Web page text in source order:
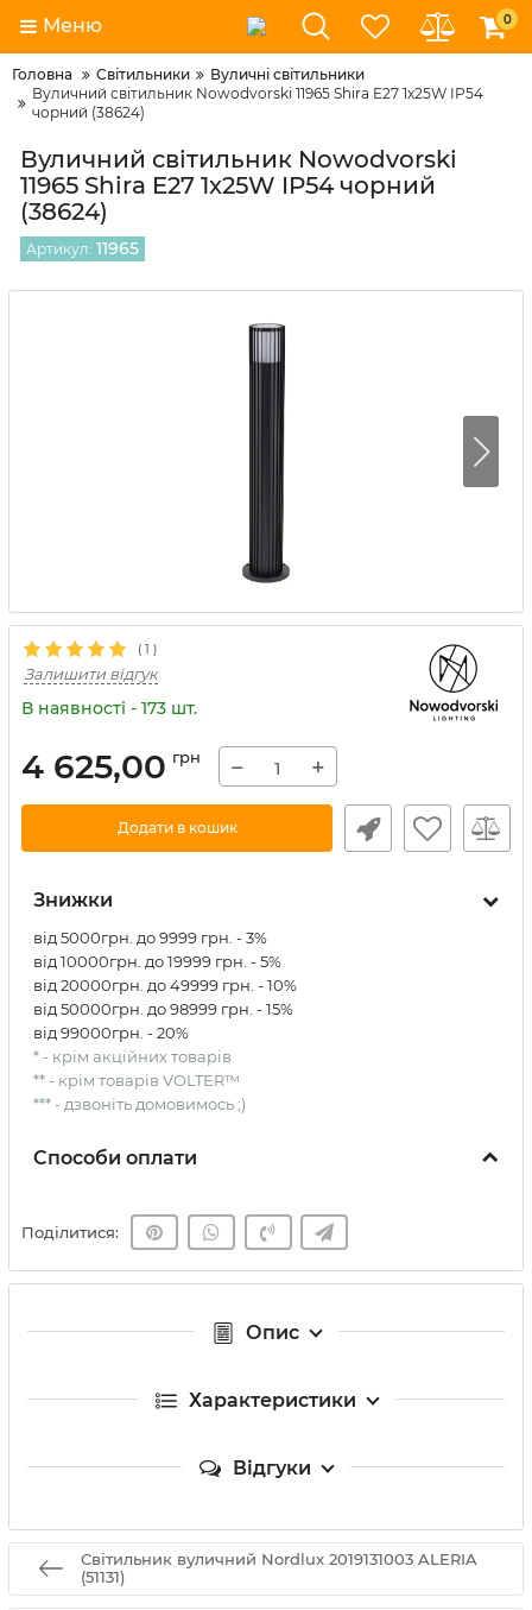
Меню 0
Головна Світильники
Вуличні світильники
Вуличний світильник Nowodvorski 11965 Shira E27 1x25W IP54
чорний (38624)
Вуличний світильник Nowodvorski
11965 Shira E27 1x25W IP54 чорний
(38624)
Артикул: 11965
( 1 )
Залишити відгук
В наявності - 173 шт.
4 625,00 грн − +
Додати в кошик
Знижки
від 5000грн. до 9999 грн. - 3%
від 10000грн. до 19999 грн. - 5%
від 20000грн. до 49999 грн. - 10%
від 50000грн. до 98999 грн. - 15%
від 99000грн. - 20%
* - крім акційних товарів
** - крім товарів VOLTER™
*** - дзвоніть домовимось ;)
Способи оплати
Поділитися:
Опис
Характеристики
Відгуки
Світильник вуличний Nordlux 2019131003 ALERIA
(51131)